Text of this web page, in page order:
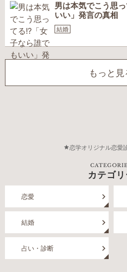
男は本気でこう思
いい」発言の真相
結婚
もっと見
恋学オリジナル恋愛
カテゴ
恋愛
結婚
占い・診断